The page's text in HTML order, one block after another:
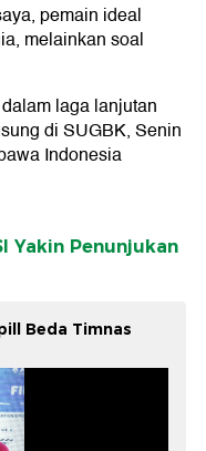
pemain ideal
melainkan soal
laga lanjutan
di SUGBK, Senin
Indonesia
Yakin Penunjukan
Beda Timnas